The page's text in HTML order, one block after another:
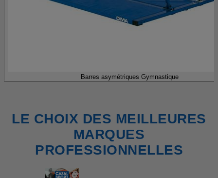
Barres asymétriques Gymnastique
LE CHOIX DES MEILLEURES
MARQUES
PROFESSIONNELLES